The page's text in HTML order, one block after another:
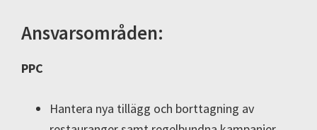
Ansvarsområden:
PPC
Hantera nya tillägg och borttagning av